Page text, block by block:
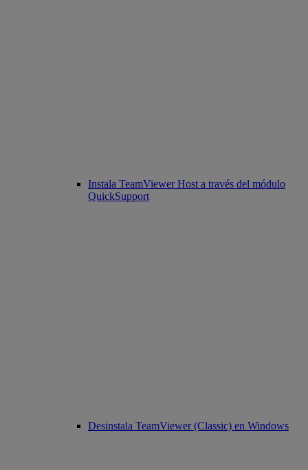
Instala TeamViewer Host a través del módulo
QuickSupport
Desinstala TeamViewer (Classic) en Windows